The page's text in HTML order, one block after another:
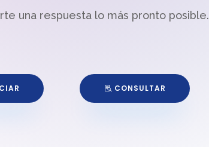
una respuesta lo más pronto posible.
CONSULTAR